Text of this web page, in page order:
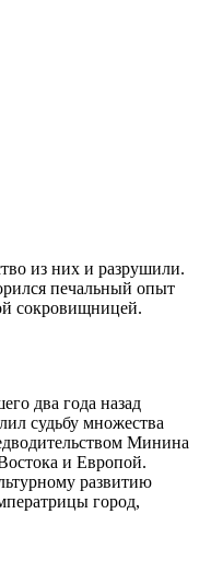
из них и разрушили.
печальный опыт
сокровищницей.
два года назад
судьбу множества
Минина
и Европой.
развитию
город,